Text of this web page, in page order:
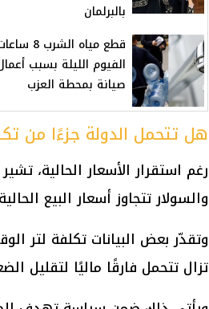
بالبرلمان
قطع مياه
الفيوم الليلة بسبب
صيانة بمحطة العزب
هل تتحمل الدولة جزءًا من
رغم استقرار الأسعارالحالية،
والسولار تتجاوزأسعارالبيع
تزال تتحمل فارقًا ماليًا لتقليل